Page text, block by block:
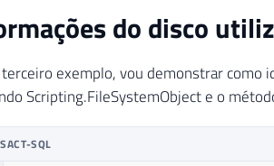
do disco
exemplo, vou demonstrar como
Scripting.FileSystemObject e o
SQL